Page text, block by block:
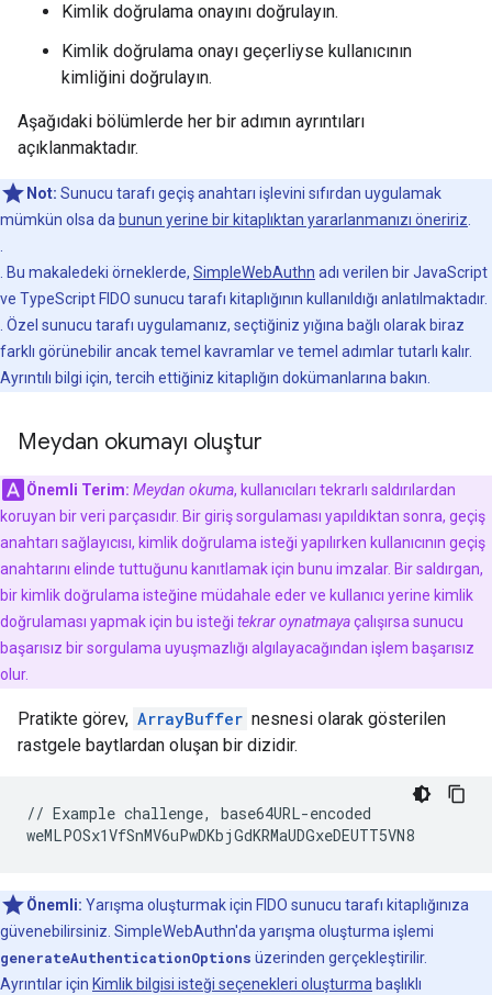
Kimlik doğrulama onayını doğrulayın.
Kimlik doğrulama onayı geçerliyse kullanıcının
kimliğini doğrulayın.
Aşağıdaki bölümlerde her bir adımın ayrıntıları
açıklanmaktadır.
Not: Sunucu tarafı geçiş anahtarı işlevini sıfırdan uygulamak
mümkün olsa da bunun yerine bir kitaplıktan yararlanmanızı öneririz.
.
. Bu makaledeki örneklerde, SimpleWebAuthn adı verilen bir JavaScript
ve TypeScript FIDO sunucu tarafı kitaplığının kullanıldığı anlatılmaktadır.
. Özel sunucu tarafı uygulamanız, seçtiğiniz yığına bağlı olarak biraz
farklı görünebilir ancak temel kavramlar ve temel adımlar tutarlı kalır.
Ayrıntılı bilgi için, tercih ettiğiniz kitaplığın dokümanlarına bakın.
Meydan okumayı oluştur
Önemli Terim: Meydan okuma, kullanıcıları tekrarlı saldırılardan
koruyan bir veri parçasıdır. Bir giriş sorgulaması yapıldıktan sonra, geçiş
anahtarı sağlayıcısı, kimlik doğrulama isteği yapılırken kullanıcının geçiş
anahtarını elinde tuttuğunu kanıtlamak için bunu imzalar. Bir saldırgan,
bir kimlik doğrulama isteğine müdahale eder ve kullanıcı yerine kimlik
doğrulaması yapmak için bu isteği tekrar oynatmayaçalışırsa sunucu
başarısız bir sorgulama uyuşmazlığı algılayacağından işlem başarısız
olur.
Pratikte görev, ArrayBuffer nesnesi olarak gösterilen
rastgele baytlardan oluşan bir dizidir.
// Example challenge, base64URL-encoded
Önemli: Yarışma oluşturmak için FIDO sunucu tarafı kitaplığınıza
güvenebilirsiniz. SimpleWebAuthn'da yarışma oluşturma işlemi
generateAuthenticationOptions üzerinden gerçekleştirilir.
Ayrıntılar için Kimlik bilgisi isteği seçenekleri oluşturma başlıklı